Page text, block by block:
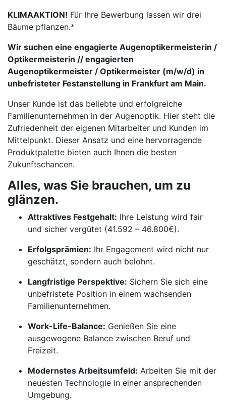
KLIMAAKTION! Für Ihre Bewerbung lassen wir drei
Bäume pflanzen.*
Wir suchen eine engagierte Augenoptikermeisterin /
Optikermeisterin // engagierten
Augenoptikermeister / Optikermeister (m/w/d) in
unbefristeter Festanstellung in Frankfurt am Main.
Unser Kunde ist das beliebte und erfolgreiche
Familienunternehmen in der Augenoptik. Hier steht die
Zufriedenheit der eigenen Mitarbeiter und Kunden im
Mittelpunkt. Dieser Ansatz und eine hervorragende
Produktpalette bieten auch Ihnen die besten
Zukunftschancen.
Alles, was Sie brauchen, um zu
glänzen.
Attraktives Festgehalt: Ihre Leistung wird fair
und sicher vergütet (41.592 – 46.800€).
Erfolgsprämien: Ihr Engagement wird nicht nur
geschätzt, sondern auch belohnt.
Langfristige Perspektive: Sichern Sie sich eine
unbefristete Position in einem wachsenden
Familienunternehmen.
Work-Life-Balance: Genießen Sie eine
ausgewogene Balance zwischen Beruf und
Freizeit.
Modernstes Arbeitsumfeld: Arbeiten Sie mit der
neuesten Technologie in einer ansprechenden
Umgebung.